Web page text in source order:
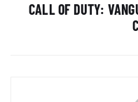
CALL OF DUTY: